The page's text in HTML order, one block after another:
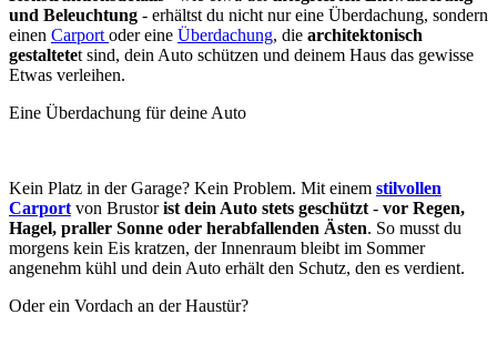
und Beleuchtung - erhältst du nicht nur eine Überdachung, sondern
einen Carport oder eine Überdachung, die architektonisch
gestaltetet sind, dein Auto schützen und deinem Haus das gewisse
Etwas verleihen.
Eine Überdachung für deine Auto
Kein Platz in der Garage? Kein Problem. Mit einem stilvollen
Carport von Brustorist dein Auto stets geschützt - vor Regen,
Hagel, praller Sonne oder herabfallenden Ästen. So musst du
morgens kein Eis kratzen, der Innenraum bleibt im Sommer
angenehm kühl und dein Auto erhält den Schutz, den es verdient.
Oder ein Vordach an der Haustür?